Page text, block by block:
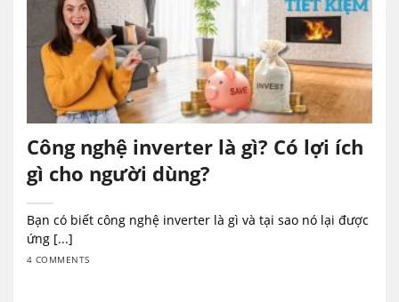
Công nghệ inverter là gì? Có lợi ích
gì cho người dùng?
Bạn có biết công nghệ inverter là gì và tại sao nó lại được
ứng [...]
4 COMMENTS